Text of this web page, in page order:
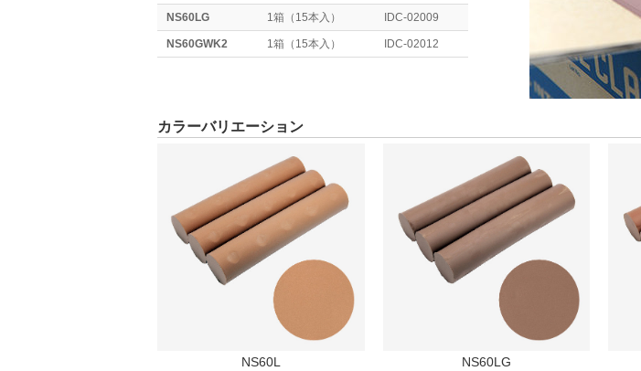
NS60LG 1箱（15本入） IDC-02009
NS60GWK2 1箱（15本入） IDC-02012
カラーバリエーション
NS60L NS60LG